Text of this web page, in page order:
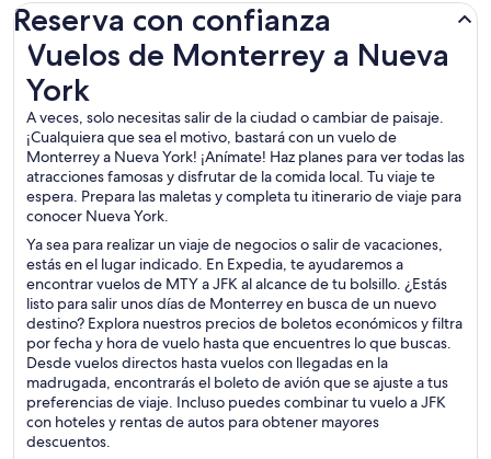
Reserva con confianza
Vuelos de Monterrey a Nueva
York
A veces, solo necesitas salir de la ciudad o cambiar de paisaje.
¡Cualquiera que sea el motivo, bastará con un vuelo de
Monterrey a Nueva York! ¡Anímate! Haz planes para ver todas las
atracciones famosas y disfrutar de la comida local. Tu viaje te
espera. Prepara las maletas y completa tu itinerario de viaje para
conocer Nueva York.
Ya sea para realizar un viaje de negocios o salir de vacaciones,
estás en el lugar indicado. En Expedia, te ayudaremos a
encontrar vuelos de MTY a JFK al alcance de tu bolsillo. ¿Estás
listo para salir unos días de Monterrey en busca de un nuevo
destino? Explora nuestros precios de boletos económicos y filtra
por fecha y hora de vuelo hasta que encuentres lo que buscas.
Desde vuelos directos hasta vuelos con llegadas en la
madrugada, encontrarás el boleto de avión que se ajuste a tus
preferencias de viaje. Incluso puedes combinar tu vuelo a JFK
con hoteles y rentas de autos para obtener mayores
descuentos.
Vuelos de Monterrey a Nueva York